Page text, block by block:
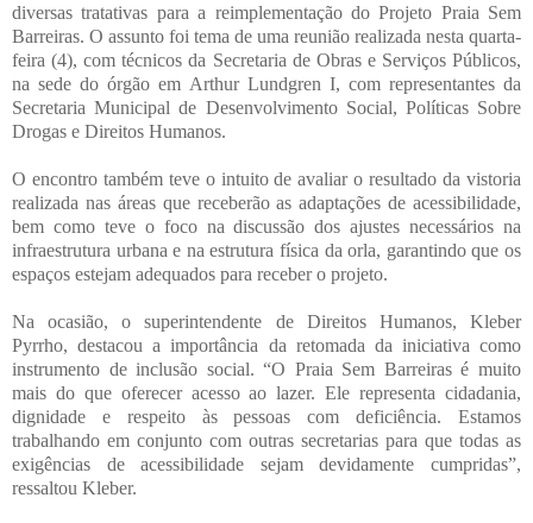
diversas tratativas para a reimplementação do Projeto Praia Sem
Barreiras. O assunto foi tema de uma reunião realizada nesta quarta-
feira (4), com técnicos da Secretaria de Obras e Serviços Públicos,
na sede do órgão em Arthur Lundgren I, com representantes da
Secretaria Municipal de Desenvolvimento Social, Políticas Sobre
Drogas e Direitos Humanos.
O encontro também teve o intuito de avaliar o resultado da vistoria
realizada nas áreas que receberão as adaptações de acessibilidade,
bem como teve o foco na discussão dos ajustes necessários na
infraestrutura urbana e na estrutura física da orla, garantindo que os
espaços estejam adequados para receber o projeto.
Na ocasião, o superintendente de Direitos Humanos, Kleber
Pyrrho, destacou a importância da retomada da iniciativa como
instrumento de inclusão social. “O Praia Sem Barreiras é muito
mais do que oferecer acesso ao lazer. Ele representa cidadania,
dignidade e respeito às pessoas com deficiência. Estamos
trabalhando em conjunto com outras secretarias para que todas as
exigências de acessibilidade sejam devidamente cumpridas”,
ressaltou Kleber.